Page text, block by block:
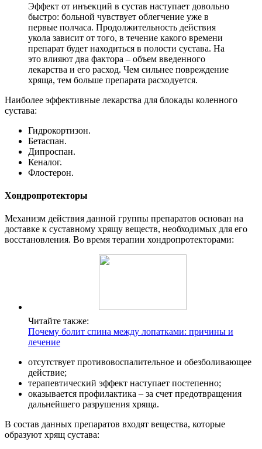
Эффект от инъекций в сустав наступает довольно
быстро: больной чувствует облегчение уже в
первые полчаса. Продолжительность действия
укола зависит от того, в течение какого времени
препарат будет находиться в полости сустава. На
это влияют два фактора – объем введенного
лекарства и его расход. Чем сильнее повреждение
хряща, тем больше препарата расходуется.
Наиболее эффективные лекарства для блокады коленного
сустава:
Гидрокортизон.
Бетаспан.
Дипроспан.
Кеналог.
Флостерон.
Хондропротекторы
Механизм действия данной группы препаратов основан на
доставке к суставному хрящу веществ, необходимых для его
восстановления. Во время терапии хондропротекторами:
Читайте также:
Почему болит спина между лопатками: причины и
лечение
отсутствует противовоспалительное и обезболивающее
действие;
терапевтический эффект наступает постепенно;
оказывается профилактика – за счет предотвращения
дальнейшего разрушения хряща.
В состав данных препаратов входят вещества, которые
образуют хрящ сустава: